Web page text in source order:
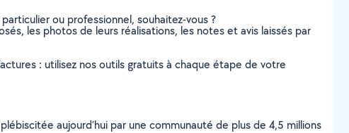
ou professionnel, souhaitez-vous ?
les photos de leurs réalisations, les notes et avis laissés par
: utilisez nos outils gratuits à chaque étape de votre
aujourd’hui par une communauté de plus de 4,5 millions